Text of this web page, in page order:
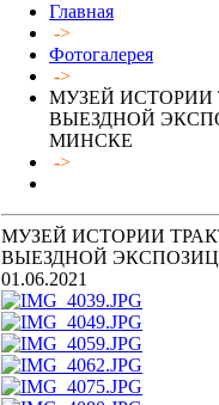
Главная
->
Фотогалерея
->
МУЗЕЙ ИСТОРИИ
ВЫЕЗДНОЙ
МИНСКЕ
->
МУЗЕЙ ИСТОРИИ
ВЫЕЗДНОЙ
01.06.2021